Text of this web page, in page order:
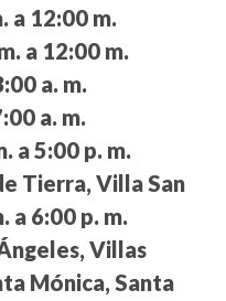
a 12:00 m.
a 12:00 m.
a. m.
a. m.
a 5:00 p. m.
Tierra, Villa San
a 6:00 p. m.
Villas
Mónica, Santa